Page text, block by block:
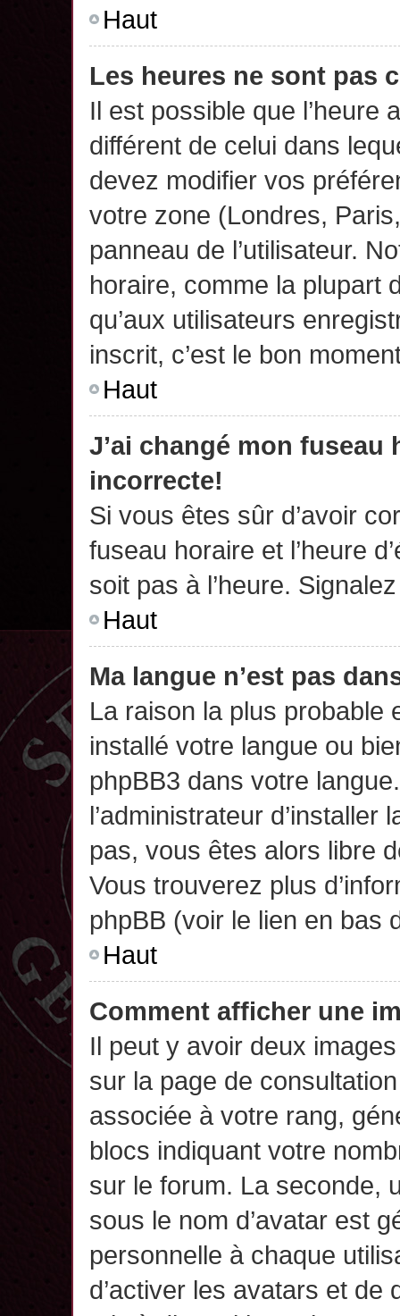
Haut
Les heures ne sont pas
Il est possible que l’heure
différent de celui dans
devez modifier vos
votre zone (Londres,
panneau de l’utilisateur.
horaire, comme la plupart
qu’aux utilisateurs
inscrit, c’est le bon
Haut
J’ai changé mon fuseau
incorrecte!
Si vous êtes sûr d’avoir
fuseau horaire et l’heure
soit pas à l’heure.
Haut
Ma langue n’est pas
La raison la plus probable
installé votre langue ou
phpBB3 dans votre
l’administrateur d’installer
pas, vous êtes alors libre
Vous trouverez plus
phpBB (voir le lien en bas
Haut
Comment afficher une
Il peut y avoir deux
sur la page de
associée à votre rang,
blocs indiquant votre
sur le forum. La seconde,
sous le nom d’avatar est
personnelle à chaque
d’activer les avatars et de